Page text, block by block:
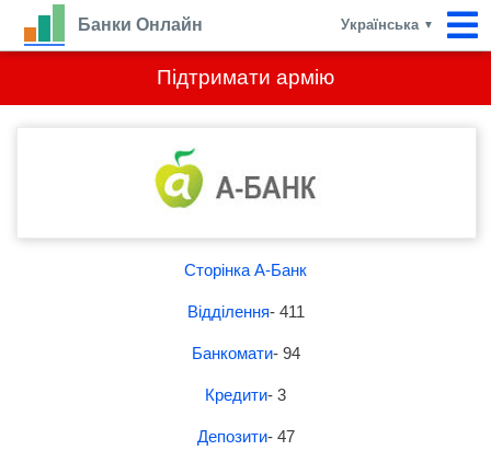
Підтримати армію
Банки Онлайн Українська ▼
Сторінка А-Банк
Відділення- 411
Банкомати- 94
Кредити- 3
Депозити- 47